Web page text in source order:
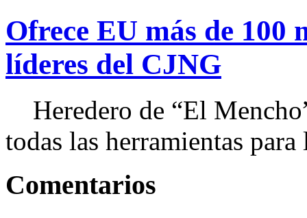
Ofrece EU más de 100
líderes del CJNG
Heredero de “El
todas las herramientas
Comentarios